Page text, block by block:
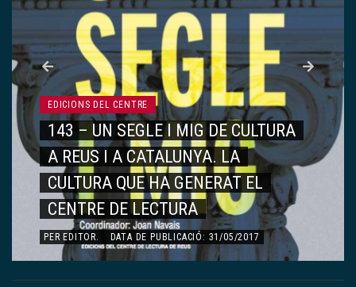
EDICIONS DEL CENTRE
143 – UN SEGLE I MIG DE CULTURA
A REUS I A CATALUNYA. LA
CULTURA QUE HA GENERAT EL
CENTRE DE LECTURA
PER EDITOR. DATA DE PUBLICACIÓ: 31/05/2017